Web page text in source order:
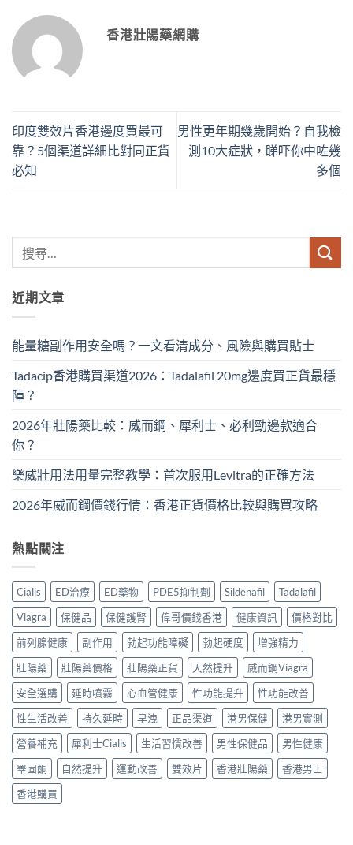
香港壯陽藥網購
印度雙效片香港邊度買最可
靠？5個渠道詳細比對同正貨
必知
男性更年期幾歲開始？自我檢
測10大症狀，睇吓你中咗幾
多個
近期文章
能量糖副作用安全嗎？一文看清成分、風險與購買貼士
Tadacip香港購買渠道2026：Tadalafil 20mg邊度買正貨最穩
陣？
2026年壯陽藥比較：威而鋼、犀利士、必利勁邊款適合
你？
樂威壯用法用量完整教學：首次服用Levitra的正確方法
2026年威而鋼價錢行情：香港正貨價格比較與購買攻略
熱點關注
Cialis ED治療 ED藥物 PDE5抑制劑 Sildenafil
Tadalafil
Viagra
保健品 保健護腎 偉哥價錢香港 健康資訊
價格對比
前列腺健康
副作用 勃起功能障礙 勃起硬度
增強精力
壯陽藥
壯陽藥價格 壯陽藥正貨 天然提升
威而鋼Viagra
安全選購
延時噴霧 心血管健康 性功能提升
性功能改善
性生活改善
持久延時 早洩 正品渠道 港男保健
港男實測
營養補充
犀利士Cialis 生活習慣改善 男性保健品
男性健康
睪固酮
自然提升 運動改善 雙效片 香港壯陽藥
香港男士
香港購買